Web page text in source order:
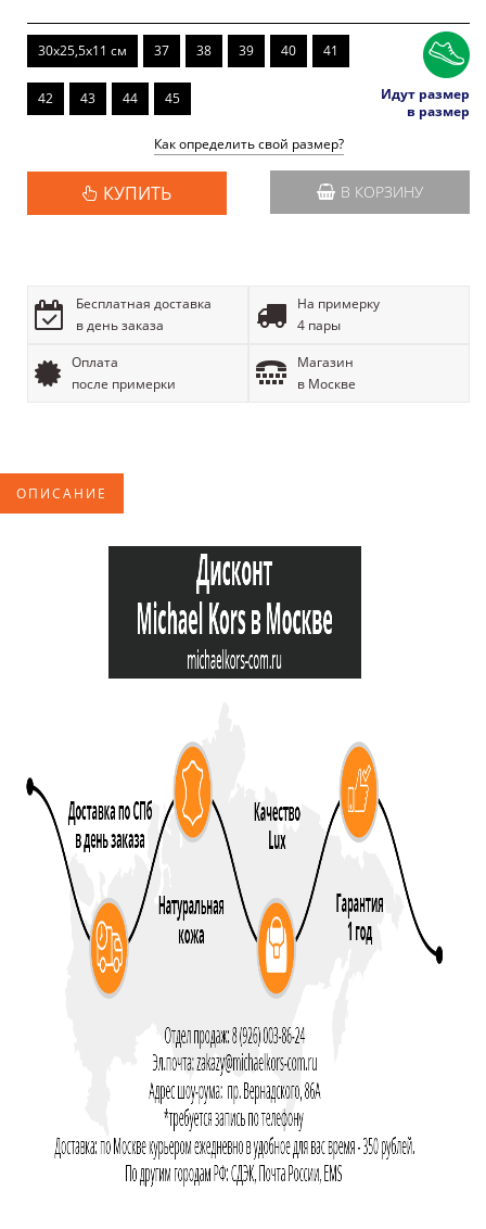
30x25,5x11 см 37 38 39 40 41
42 43 44 45
Идут размер
в размер
Как определить свой размер?
КУПИТЬ В КОРЗИНУ
Бесплатная доставка
в день заказа
На примерку
4 пары
Оплата
после примерки
Магазин
в Москве
ОПИСАНИЕ